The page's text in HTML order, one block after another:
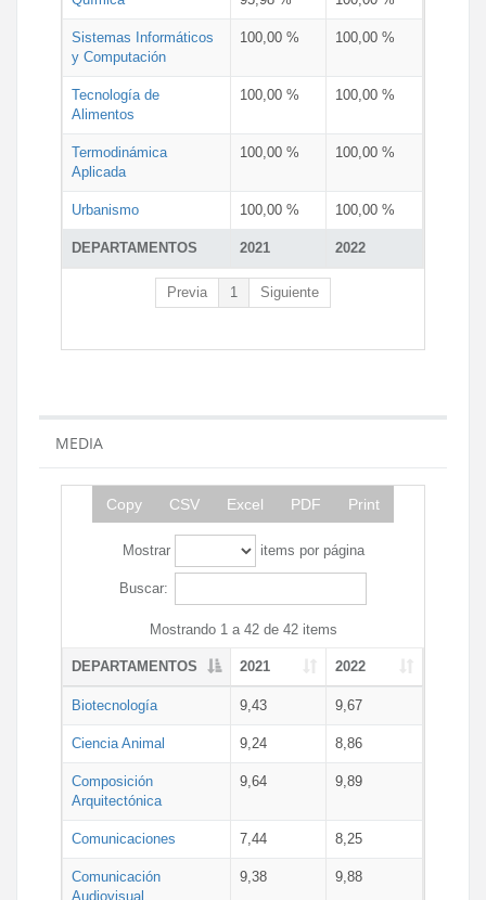
DEPARTAMENTOS 2021 2022
Sistemas Informáticos
y Computación
100,00 % 100,00 %
Tecnología de
Alimentos
100,00 % 100,00 %
Termodinámica
Aplicada
100,00 % 100,00 %
Urbanismo 100,00 % 100,00 %
Previa 1 Siguiente
MEDIA
Copy CSV Excel PDF Print
Mostrar items por página
Buscar:
Mostrando 1 a 42 de 42 items
DEPARTAMENTOS 2021 2022
Biotecnología 9,43 9,67
Ciencia Animal 9,24 8,86
Composición
Arquitectónica
9,64 9,89
Comunicaciones 7,44 8,25
Comunicación
Audiovisual,
9,38 9,88